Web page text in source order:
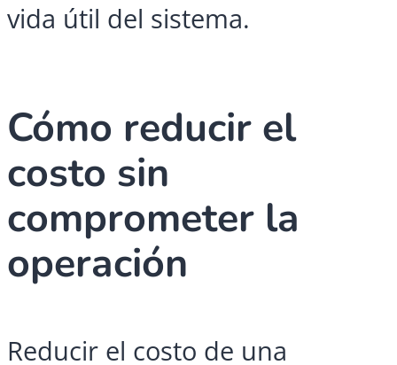
vida útil del sistema.
Cómo reducir el
costo sin
comprometer la
operación
Reducir el costo de una